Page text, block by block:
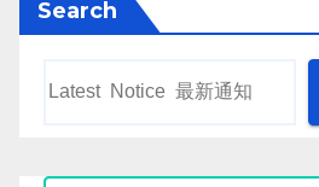
Search